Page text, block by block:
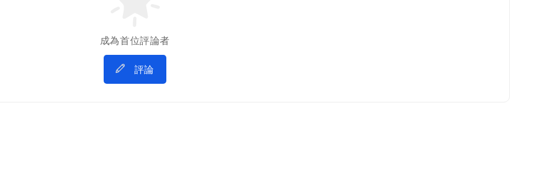
成為首位評論者
評論